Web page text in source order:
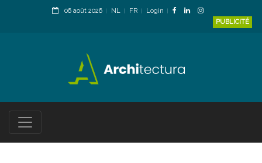
06 août 2026 NL FR
Login
PUBLICITÉ